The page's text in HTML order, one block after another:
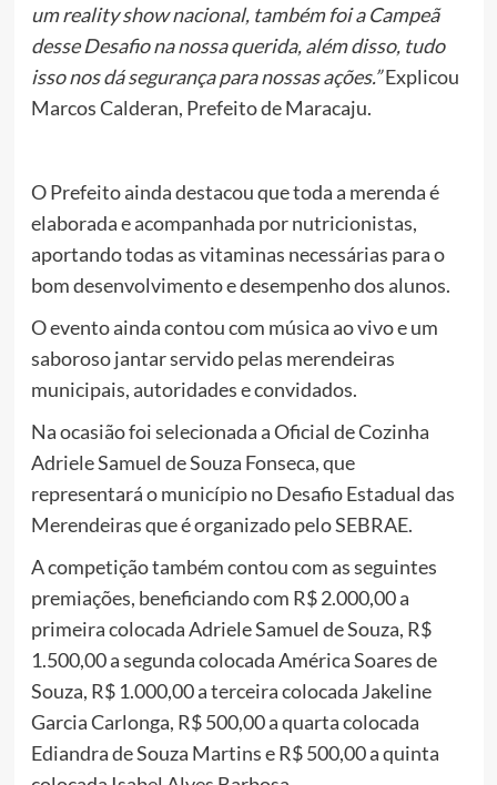
um reality show nacional, também foi a Campeã
desse Desafio na nossa querida, além disso, tudo
isso nos dá segurança para nossas ações.”Explicou
Marcos Calderan, Prefeito de Maracaju.
O Prefeito ainda destacou que toda a merenda é
elaborada e acompanhada por nutricionistas,
aportando todas as vitaminas necessárias para o
bom desenvolvimento e desempenho dos alunos.
O evento ainda contou com música ao vivo e um
saboroso jantar servido pelas merendeiras
municipais, autoridades e convidados.
Na ocasião foi selecionada a Oficial de Cozinha
Adriele Samuel de Souza Fonseca, que
representará o município no Desafio Estadual das
Merendeiras que é organizado pelo SEBRAE.
A competição também contou com as seguintes
premiações, beneficiando com R$ 2.000,00 a
primeira colocada Adriele Samuel de Souza, R$
1.500,00 a segunda colocada América Soares de
Souza, R$ 1.000,00 a terceira colocada Jakeline
Garcia Carlonga, R$ 500,00 a quarta colocada
Ediandra de Souza Martins e R$ 500,00 a quinta